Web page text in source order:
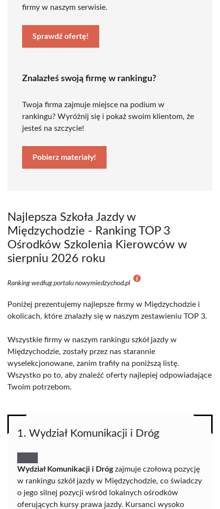
firmy w naszym serwisie.
Sprawdź ofertę!
Znalazłeś swoją firmę w rankingu?
Twoja firma zajmuje miejsce na podium w
rankingu? Wyróżnij się i pokaż swoim klientom, że
jesteś na szczycie!
Pobierz materiały!
Najlepsza Szkoła Jazdy w
Międzychodzie - Ranking TOP 3
Ośrodków Szkolenia Kierowców w
sierpniu 2026 roku
Ranking według portalu nowymiedzychod.pl
Poniżej prezentujemy najlepsze firmy w Międzychodzie i
okolicach, które znalazły się w naszym zestawieniu TOP 3.
Wszystkie firmy w naszym rankingu szkół jazdy w
Międzychodzie, zostały przez nas starannie
wyselekcjonowane, zanim trafiły na poniższą listę.
Wszystko po to, aby znaleźć oferty najlepiej odpowiadające
Twoim potrzebom.
1. Wydział Komunikacji i Dróg
Wydział Komunikacji i Drógzajmuje czołową pozycję
w rankingu szkół jazdy w Międzychodzie, co świadczy
o jego silnej pozycji wśród lokalnych ośrodków
oferujących kursy prawa jazdy. Kursanci wysoko